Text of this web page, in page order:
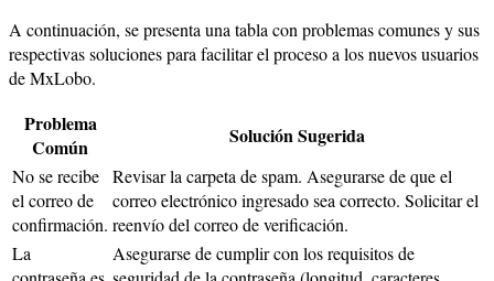
A continuación, se presenta una tabla con problemas comunes y sus
respectivas soluciones para facilitar el proceso a los nuevos usuarios
de MxLobo.
Problema
Común
Solución Sugerida
No se recibe
el correo de
confirmación.
Revisar la carpeta de spam. Asegurarse de que el
correo electrónico ingresado sea correcto. Solicitar el
reenvío del correo de verificación.
La
Asegurarse de cumplir con los requisitos de